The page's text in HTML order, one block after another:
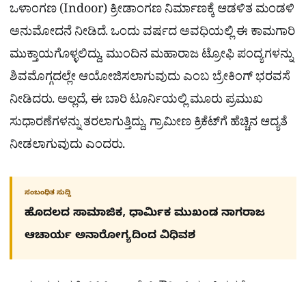
ಒಳಾಂಗಣ (Indoor) ಕ್ರೀಡಾಂಗಣ ನಿರ್ಮಾಣಕ್ಕೆ ಆಡಳಿತ ಮಂಡಳಿ
ಅನುಮೋದನೆ ನೀಡಿದೆ. ಒಂದು ವರ್ಷದ ಅವಧಿಯಲ್ಲಿ ಈ ಕಾಮಗಾರಿ
ಮುಕ್ತಾಯಗೊಳ್ಳಲಿದ್ದು, ಮುಂದಿನ ಮಹಾರಾಜ ಟ್ರೋಫಿ ಪಂದ್ಯಗಳನ್ನು
ಶಿವಮೊಗ್ಗದಲ್ಲೇ ಆಯೋಜಿಸಲಾಗುವುದು ಎಂಬ ಬ್ರೇಕಿಂಗ್ ಭರವಸೆ
ನೀಡಿದರು. ಅಲ್ಲದೆ, ಈ ಬಾರಿ ಟೂರ್ನಿಯಲ್ಲಿ ಮೂರು ಪ್ರಮುಖ
ಸುಧಾರಣೆಗಳನ್ನು ತರಲಾಗುತ್ತಿದ್ದು, ಗ್ರಾಮೀಣ ಕ್ರಿಕೆಟ್‌ಗೆ ಹೆಚ್ಚಿನ ಆದ್ಯತೆ
ನೀಡಲಾಗುವುದು ಎಂದರು.
ಸಂಬಂಧಿತ ಸುದ್ದಿ
ಹೊದಲದ ಸಾಮಾಜಿಕ, ಧಾರ್ಮಿಕ ಮುಖಂಡ ನಾಗರಾಜ
ಆಚಾರ್ಯ ಅನಾರೋಗ್ಯದಿಂದ ವಿಧಿವಶ